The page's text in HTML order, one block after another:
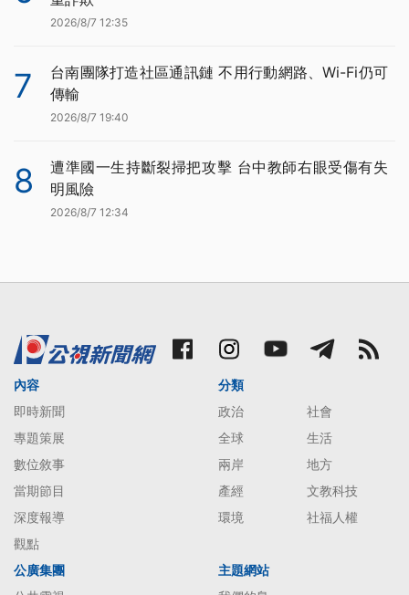
2026/8/7 12:35
7
台南團隊打造社區通訊鏈 不用行動網路、Wi-Fi仍可
傳輸
2026/8/7 19:40
8
遭準國一生持斷裂掃把攻擊 台中教師右眼受傷有失
明風險
2026/8/7 12:34
內容
即時新聞
專題策展
數位敘事
當期節目
深度報導
觀點
分類
政治
社會
全球
生活
兩岸
地方
產經
文教科技
環境
社福人權
公廣集團
主題網站